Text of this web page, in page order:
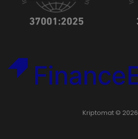
Kriptomat © 2026